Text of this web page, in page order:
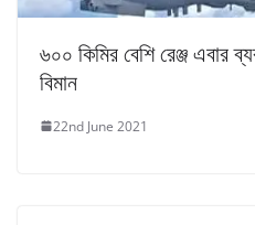
৬০০ কিমির বেশি রেঞ্জ এবার
বিমান
22nd June 2021